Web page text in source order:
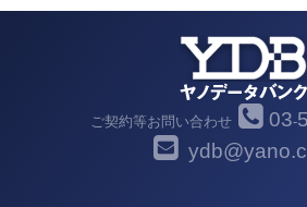
ご契約等お問い合わせ 03-